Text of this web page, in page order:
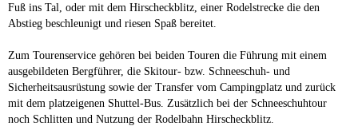
Fuß ins Tal, oder mit dem Hirscheckblitz, einer Rodelstrecke die den
Abstieg beschleunigt und riesen Spaß bereitet.
Zum Tourenservice gehören bei beiden Touren die Führung mit einem
ausgebildeten Bergführer, die Skitour- bzw. Schneeschuh- und
Sicherheitsausrüstung sowie der Transfer vom Campingplatz und zurück
mit dem platzeigenen Shuttel-Bus. Zusätzlich bei der Schneeschuhtour
noch Schlitten und Nutzung der Rodelbahn Hirscheckblitz.